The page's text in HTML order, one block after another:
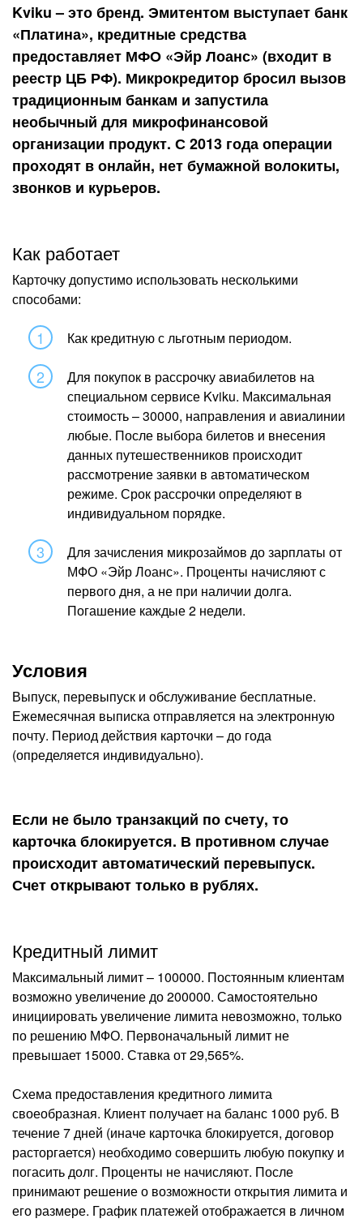
Kviku – это бренд. Эмитентом выступает банк
«Платина», кредитные средства
предоставляет МФО «Эйр Лоанс» (входит в
реестр ЦБ РФ). Микрокредитор бросил вызов
традиционным банкам и запустила
необычный для микрофинансовой
организации продукт. С 2013 года операции
проходят в онлайн, нет бумажной волокиты,
звонков и курьеров.
Как работает
Карточку допустимо использовать несколькими
способами:
Как кредитную с льготным периодом.
Для покупок в рассрочку авиабилетов на
специальном сервисе Kviku. Максимальная
стоимость – 30000, направления и авиалинии
любые. После выбора билетов и внесения
данных путешественников происходит
рассмотрение заявки в автоматическом
режиме. Срок рассрочки определяют в
индивидуальном порядке.
Для зачисления микрозаймов до зарплаты от
МФО «Эйр Лоанс». Проценты начисляют с
первого дня, а не при наличии долга.
Погашение каждые 2 недели.
Условия
Выпуск, перевыпуск и обслуживание бесплатные.
Ежемесячная выписка отправляется на электронную
почту. Период действия карточки – до года
(определяется индивидуально).
Если не было транзакций по счету, то
карточка блокируется. В противном случае
происходит автоматический перевыпуск.
Счет открывают только в рублях.
Кредитный лимит
Максимальный лимит – 100000. Постоянным клиентам
возможно увеличение до 200000. Самостоятельно
инициировать увеличение лимита невозможно, только
по решению МФО. Первоначальный лимит не
превышает 15000. Ставка от 29,565%.
Схема предоставления кредитного лимита
своеобразная. Клиент получает на баланс 1000 руб. В
течение 7 дней (иначе карточка блокируется, договор
расторгается) необходимо совершить любую покупку и
погасить долг. Проценты не начисляют. После
принимают решение о возможности открытия лимита и
его размере. График платежей отображается в личном